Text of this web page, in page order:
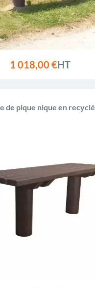
1 018,00 €HT
de pique nique en recyclé